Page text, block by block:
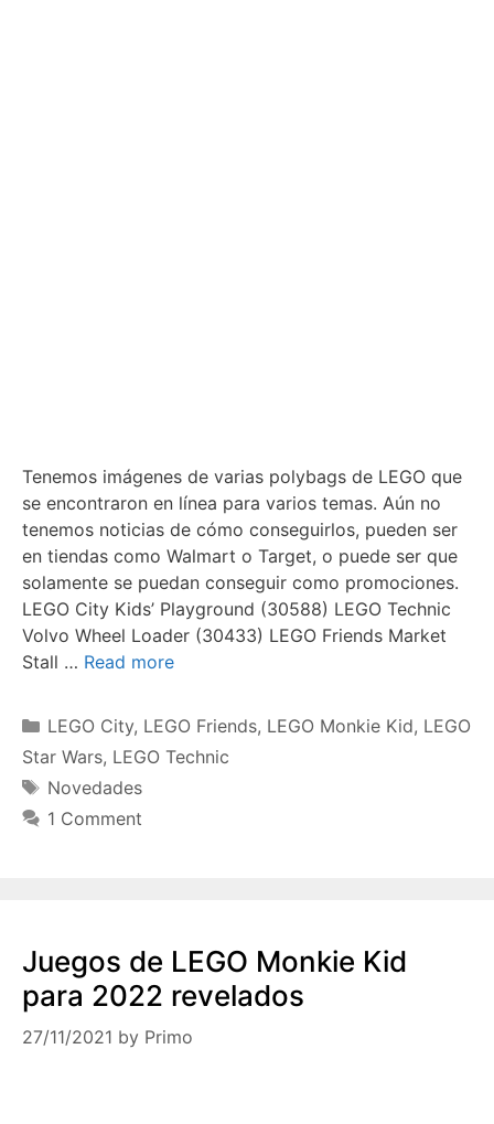
Tenemos imágenes de varias polybags de LEGO que
se encontraron en línea para varios temas. Aún no
tenemos noticias de cómo conseguirlos, pueden ser
en tiendas como Walmart o Target, o puede ser que
solamente se puedan conseguir como promociones.
LEGO City Kids’ Playground (30588) LEGO Technic
Volvo Wheel Loader (30433) LEGO Friends Market
Stall … Read more
Categories
LEGO City, LEGO Friends, LEGO Monkie Kid, LEGO
Star Wars, LEGO Technic
Tags
Novedades
1 Comment
Juegos de LEGO Monkie Kid
para 2022 revelados
27/11/2021 by Primo